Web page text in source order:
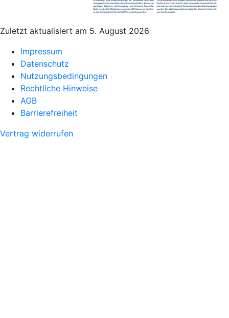
Zuletzt aktualisiert am 5. August 2026
Impressum
Datenschutz
Nutzungsbedingungen
Rechtliche Hinweise
AGB
Barrierefreiheit
Vertrag widerrufen